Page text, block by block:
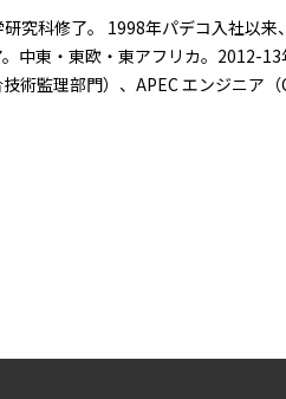
究科修了。 1998年パデコ入社以
中東・東欧・東アフリカ。2012-
術監理部門）、APEC エンジニ